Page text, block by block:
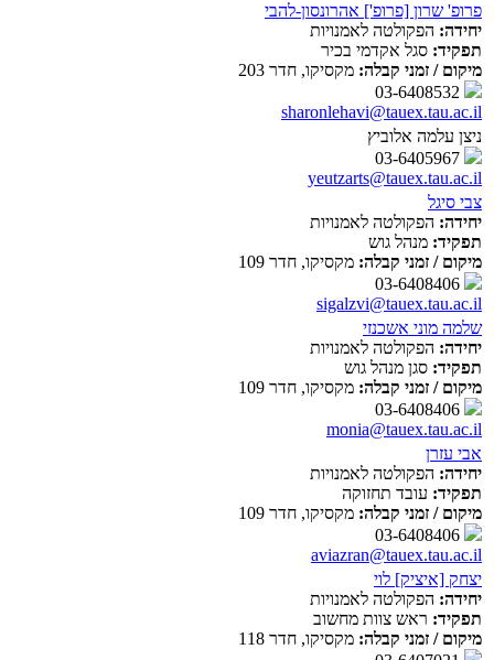
פרופ' שרון [פרופ'] אהרונסון-להבי
יחידה: הפקולטה לאמנויות
תפקיד: סגל אקדמי בכיר
מיקום / זמני קבלה: מקסיקו, חדר 203
sharonlehavi@tauex.tau.ac.il
ניצן עלמה אלוביץ
yeutzarts@tauex.tau.ac.il
צבי סיגל
יחידה: הפקולטה לאמנויות
תפקיד: מנהל גוש
מיקום / זמני קבלה: מקסיקו, חדר 109
sigalzvi@tauex.tau.ac.il
שלמה מוני אשכנזי
יחידה: הפקולטה לאמנויות
תפקיד: סגן מנהל גוש
מיקום / זמני קבלה: מקסיקו, חדר 109
monia@tauex.tau.ac.il
אבי עזרן
יחידה: הפקולטה לאמנויות
תפקיד: עובד תחזוקה
מיקום / זמני קבלה: מקסיקו, חדר 109
aviazran@tauex.tau.ac.il
יצחק [איציק] לוי
יחידה: הפקולטה לאמנויות
תפקיד: ראש צוות מחשוב
מיקום / זמני קבלה: מקסיקו, חדר 118